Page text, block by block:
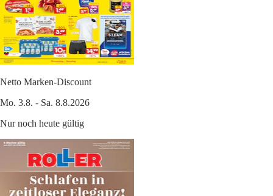
Netto Marken-Discount
Mo. 3.8. - Sa. 8.8.2026
Nur noch heute gültig